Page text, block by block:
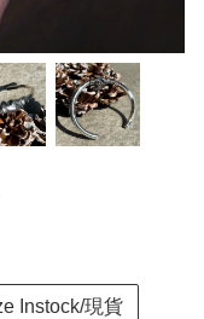
Instock/現貨